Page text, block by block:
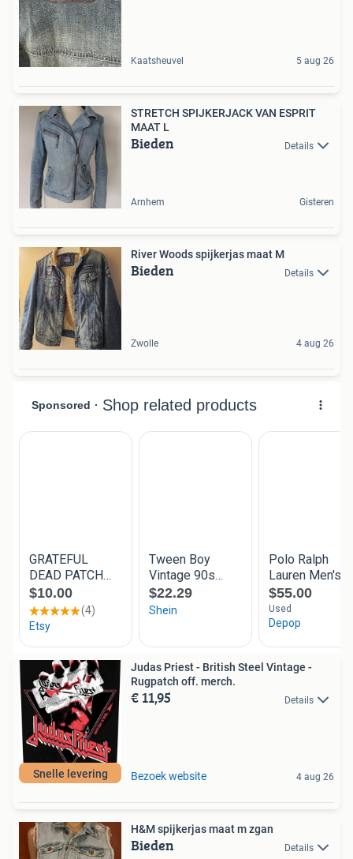
Kaatsheuvel 5 aug 26
STRETCH SPIJKERJACK VAN ESPRIT
MAAT L
Bieden Details
Arnhem Gisteren
River Woods spijkerjas maat M
Bieden Details
Zwolle 4 aug 26
Snelle levering
Judas Priest - British Steel Vintage -
Rugpatch off. merch.
€ 11,95 Details
Bezoek website 4 aug 26
H&M spijkerjas maat m zgan
Bieden Details